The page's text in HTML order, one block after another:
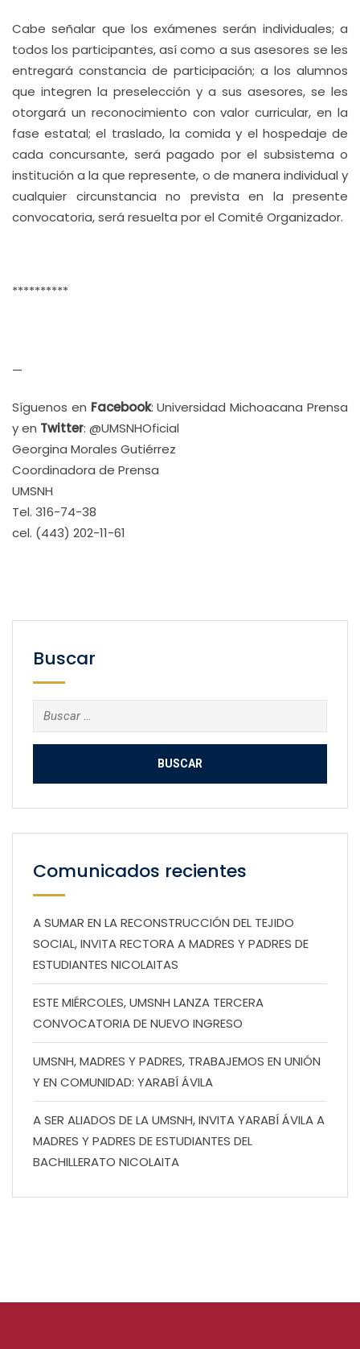
Cabe señalar que los exámenes serán individuales; a
todos los participantes, así como a sus asesores se les
entregará constancia de participación; a los alumnos
que integren la preselección y a sus asesores, se les
otorgará un reconocimiento con valor curricular, en la
fase estatal; el traslado, la comida y el hospedaje de
cada concursante, será pagado por el subsistema o
institución a la que represente, o de manera individual y
cualquier circunstancia no prevista en la presente
convocatoria, será resuelta por el Comité Organizador.
**********
—
Síguenos en Facebook: Universidad Michoacana Prensa
y en Twitter: @UMSNHOficial
Georgina Morales Gutiérrez
Coordinadora de Prensa
UMSNH
Tel. 316-74-38
cel. (443) 202-11-61
Buscar
Buscar:
Comunicados recientes
A SUMAR EN LA RECONSTRUCCIÓN DEL TEJIDO
SOCIAL, INVITA RECTORA A MADRES Y PADRES DE
ESTUDIANTES NICOLAITAS
ESTE MIÉRCOLES, UMSNH LANZA TERCERA
CONVOCATORIA DE NUEVO INGRESO
UMSNH, MADRES Y PADRES, TRABAJEMOS EN UNIÓN
Y EN COMUNIDAD: YARABÍ ÁVILA
A SER ALIADOS DE LA UMSNH, INVITA YARABÍ ÁVILA A
MADRES Y PADRES DE ESTUDIANTES DEL
BACHILLERATO NICOLAITA